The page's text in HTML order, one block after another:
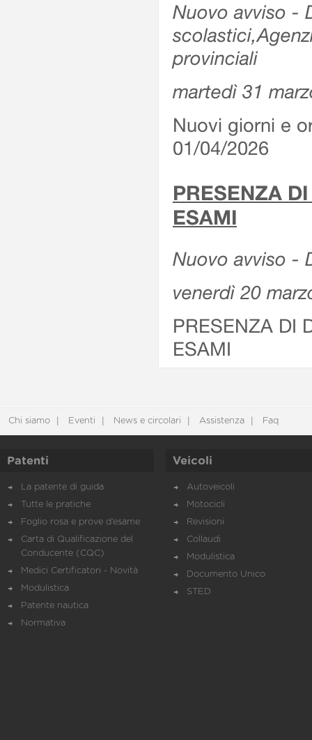
Nuovo avviso -
provinciali
martedì 31
Nuovi giorni e
01/04/2026
PRESENZA
ESAMI
Nuovo avviso -
venerdì 20
PRESENZA DI
ESAMI
Chi siamo Eventi News e circolari Assistenza Faq
Patenti
La patente di guida
Tutte le pratiche
Foglio rosa e prove d’esame
Carta di Qualificazione del
Conducente (CQC)
Medici Certificatori - Novità
Modulistica
Patente nautica
Normativa
Veicoli
Autoveicoli
Motocicli
Revisioni
Collaudi
Modulistica
Documento Unico
STED